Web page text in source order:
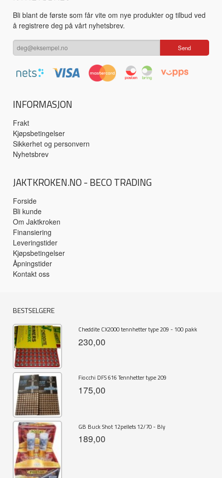
Bli blant de første som får vite om nye produkter og tilbud ved
å registrere deg på vårt nyhetsbrev.
INFORMASJON
Frakt
Kjøpsbetingelser
Sikkerhet og personvern
Nyhetsbrev
JAKTKROKEN.NO - BECO TRADING
Forside
Bli kunde
Om Jaktkroken
Finansiering
Leveringstider
Kjøpsbetingelser
Åpningstider
Kontakt oss
BESTSELGERE
Cheddite CX2000 tennhetter type 209 - 100 pakk
230,00
Fiocchi DFS 616 Tennhetter type 209
175,00
GB Buck Shot 12pellets 12/70 - Bly
189,00